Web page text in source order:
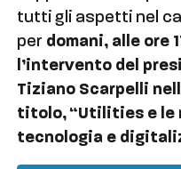
tutti gli aspetti nel
per domani, alle ore
l’intervento del
Tiziano Scarpelli
titolo, “Utilities e le
tecnologia e